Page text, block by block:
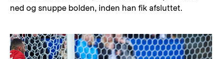
ned og snuppe bolden, inden han fik afsluttet.